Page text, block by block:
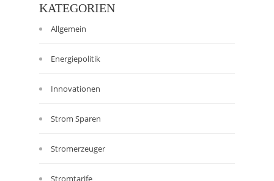
KATEGORIEN
Allgemein
Energiepolitik
Innovationen
Strom Sparen
Stromerzeuger
Stromtarife